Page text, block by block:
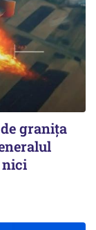
granița
nici